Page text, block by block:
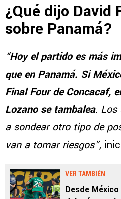
¿Qué dijo David
sobre Panamá?
“Hoy el partido es más
que en Panamá. Si
Final Four de Concacaf,
Lozano se tambalea. Los
a sondear otro tipo de
van a tomar riesgos”,
VER TAMBIÉN
Desde